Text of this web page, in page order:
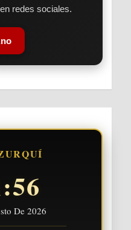
redes sociales.
De 2026